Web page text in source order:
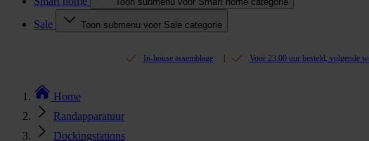
Sale Toon submenu voor Sale categorie
In-house assemblage Voor 23.00 uur besteld, volgende
Home
Randapparatuur
Dockingstations